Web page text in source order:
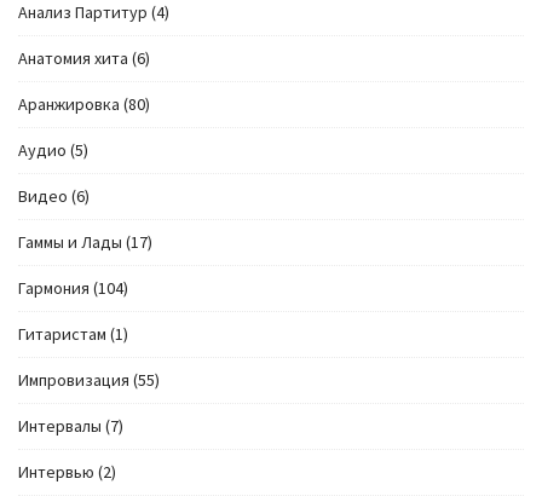
Анализ Партитур (4)
Анатомия хита (6)
Аранжировка (80)
Аудио (5)
Видео (6)
Гаммы и Лады (17)
Гармония (104)
Гитаристам (1)
Импровизация (55)
Интервалы (7)
Интервью (2)